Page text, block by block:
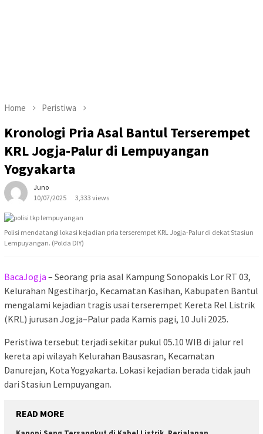
Home Peristiwa
Kronologi Pria Asal Bantul Terserempet
KRL Jogja-Palur di Lempuyangan
Yogyakarta
Juno
10/07/2025
3,333 views
Polisi mendatangi lokasi kejadian pria terserempet KRL Jogja-Palur di dekat Stasiun
Lempuyangan. (Polda DIY)
BacaJogja – Seorang pria asal Kampung Sonopakis Lor RT 03,
Kelurahan Ngestiharjo, Kecamatan Kasihan, Kabupaten Bantul
mengalami kejadian tragis usai terserempet Kereta Rel Listrik
(KRL) jurusan Jogja–Palur pada Kamis pagi, 10 Juli 2025.
Peristiwa tersebut terjadi sekitar pukul 05.10 WIB di jalur rel
kereta api wilayah Kelurahan Bausasran, Kecamatan
Danurejan, Kota Yogyakarta. Lokasi kejadian berada tidak jauh
dari Stasiun Lempuyangan.
READ MORE